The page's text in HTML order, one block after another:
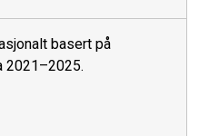
basert på
2021–2025.